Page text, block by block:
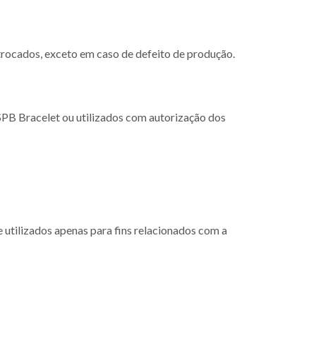
exceto em caso de defeito de produção.
Bracelet ou utilizados com autorização dos
apenas para fins relacionados com a